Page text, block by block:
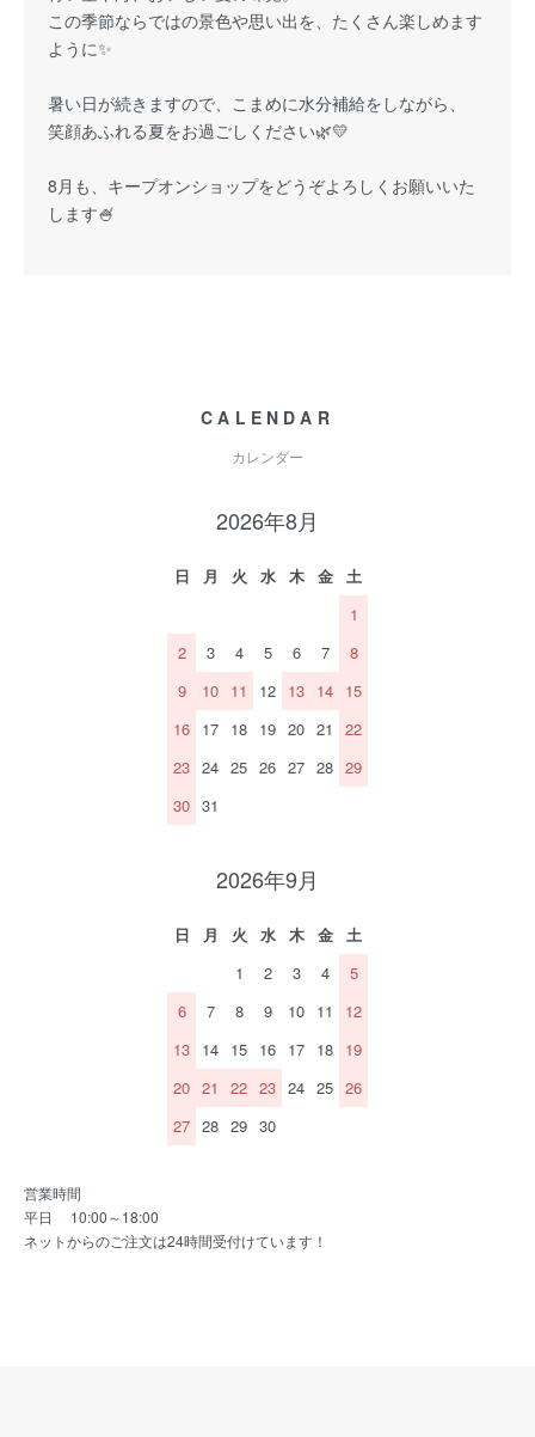
この季節ならではの景色や思い出を、たくさん楽しめます
ように✨
暑い日が続きますので、こまめに水分補給をしながら、
笑顔あふれる夏をお過ごしください🌿💛
8月も、キープオンショップをどうぞよろしくお願いいた
します🍧
CALENDAR
カレンダー
2026年8月
日 月 火 水 木 金
土
1
2
3 4 5 6 7
8
9
10 11 12 13 14 15
16 17 18 19 20 21
22
23 24 25 26 27 28 29
30 31
2026年9月
日 月 火 水 木 金
土
1
2 3 4
5
6
7 8 9 10 11
12
13 14 15 16 17 18 19
20 21 22 23 24 25 26
27 28 29 30
営業時間
平日 10:00～18:00
ネットからのご注文は24時間受付けています！